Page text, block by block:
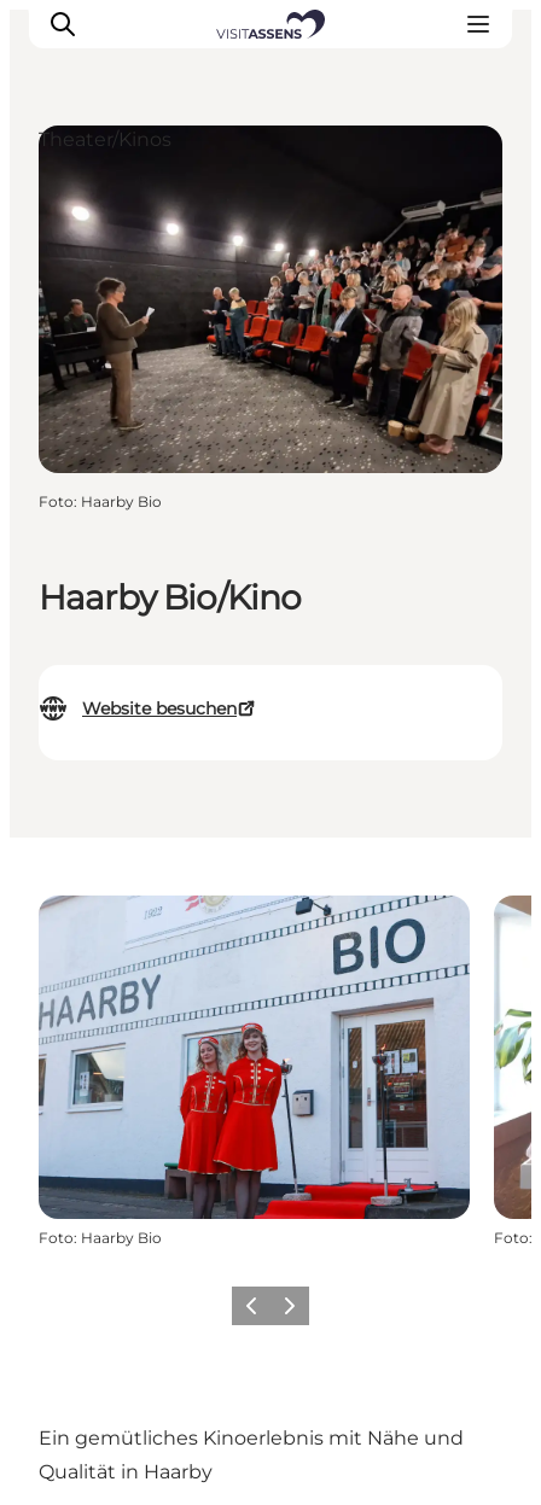
Unterkünfte
Erlebnisse
Essen & trinken
Veranstaltungen
Öffnungszeiten
Haarby Bio/Kino
Website besuchen
Theater/Kinos
Foto: Haarby Bio
Foto: Haarby Bio Foto:
ZurückWeiter
Ein gemütliches Kinoerlebnis mit Nähe und
Qualität in Haarby